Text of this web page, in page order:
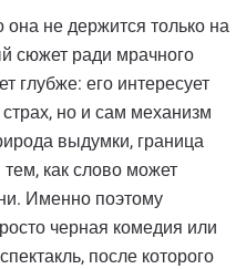
она не держится только на
сюжет ради мрачного
глубже: его интересует
но и сам механизм
выдумки, граница
как слово может
Именно поэтому
черная комедия или
после которого